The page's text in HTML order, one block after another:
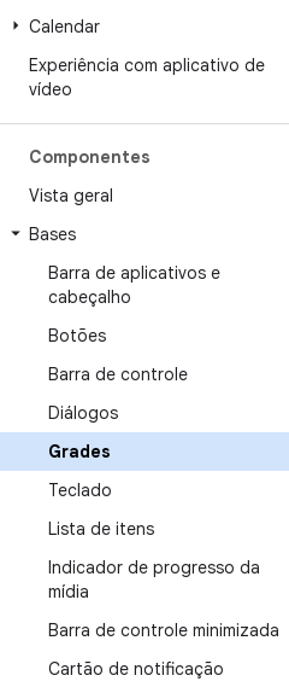
Calendar
Experiência com aplicativo de
vídeo
Componentes
Vista geral
Bases
Barra de aplicativos e
cabeçalho
Botões
Barra de controle
Diálogos
Grades
Teclado
Lista de itens
Indicador de progresso da
mídia
Barra de controle minimizada
Cartão de notificação